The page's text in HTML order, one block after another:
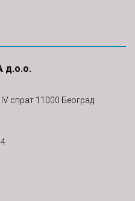
д.о.о.
спрат 11000 Београд